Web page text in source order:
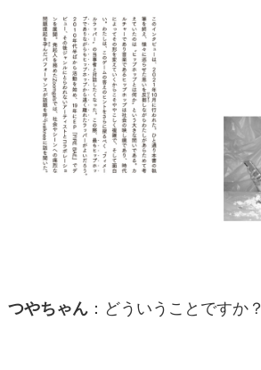
つやちゃん：どういうことですか？